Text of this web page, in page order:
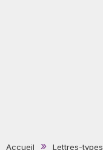
Accueil Lettres-types